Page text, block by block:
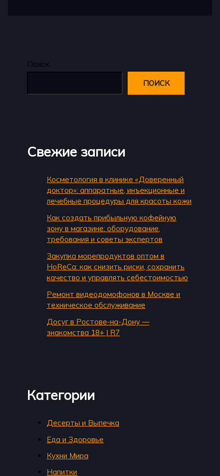
Поиск
ПОИСК
Свежие записи
Косметология в клинике «Доверенный
доктор»: аппаратные, инъекционные и
лечебные процедуры для красоты кожи
Как создать прибыльную кофейную
зону в магазине: оборудование,
требования и советы экспертов
Закупка морепродуктов оптом в
HoReCa: как снизить риски, сохранить
качество и управлять себестоимостью
Ремонт видеодомофонов в Москве и
техническое обслуживание
Досуг в Ростове-на-Дону —
знакомства 18+ | R7
Категории
Десерты и Выпечка
Еда и Здоровье
Кухни Мира
Напитки